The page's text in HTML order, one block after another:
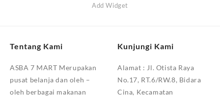
Add Widget
Tentang Kami
ASBA 7 MART Merupakan
pusat belanja dan oleh –
oleh berbagai makanan
Kunjungi Kami
Alamat : Jl. Otista Raya
No.17, RT.6/RW.8, Bidara
Cina, Kecamatan